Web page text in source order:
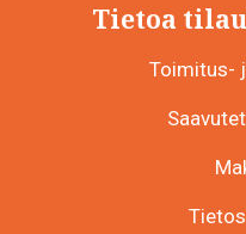
Tietoa
Toimitus-